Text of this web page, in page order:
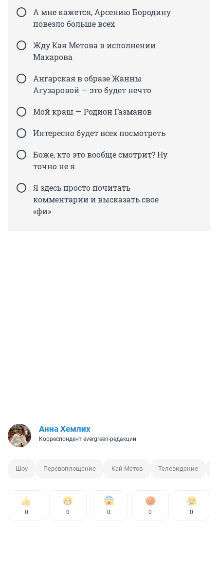
А мне кажется, Арсению Бородину
повезло больше всех
Жду Кая Метова в исполнении
Макарова
Ангарская в образе Жанны
Агузаровой — это будет нечто
Мой краш — Родион Газманов
Интересно будет всех посмотреть
Боже, кто это вообще смотрит? Ну
точно не я
Я здесь просто почитать
комментарии и высказать свое
«фи»
Анна Хемлих
Корреспондент evergreen-редакции
Шоу Перевоплощение Кай Метов Телевидение
0 0 0 0 0